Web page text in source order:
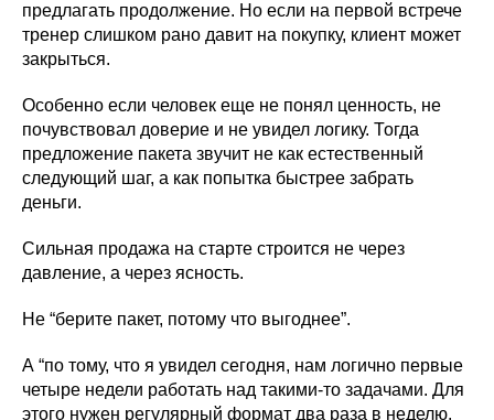
предлагать продолжение. Но если на первой встрече
тренер слишком рано давит на покупку, клиент может
закрыться.
Особенно если человек еще не понял ценность, не
почувствовал доверие и не увидел логику. Тогда
предложение пакета звучит не как естественный
следующий шаг, а как попытка быстрее забрать
деньги.
Сильная продажа на старте строится не через
давление, а через ясность.
Не “берите пакет, потому что выгоднее”.
А “по тому, что я увидел сегодня, нам логично первые
четыре недели работать над такими-то задачами. Для
этого нужен регулярный формат два раза в неделю.